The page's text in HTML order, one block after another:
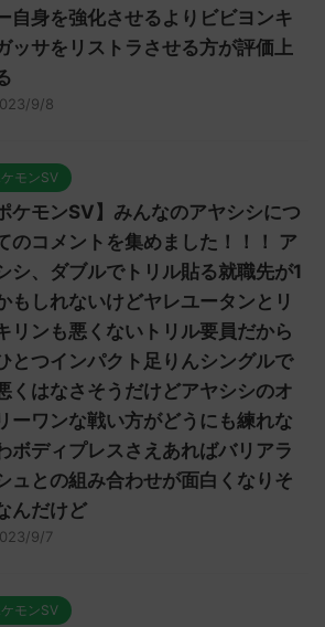
自身を強化させるよりビビヨンキ
ッサをリストラさせる方が評価上
9/8
モンSV
ポケモンSV】みんなのアヤシシにつ
のコメントを集めました！！！ ア
シ、ダブルでトリル貼る就職先が1
もしれないけどヤレユータンとリ
リンも悪くないトリル要員だから
とつインパクト足りんシングルで
くはなさそうだけどアヤシシのオ
ーワンな戦い方がどうにも練れな
ボディプレスさえあればバリアラ
ュとの組み合わせが面白くなりそ
んだけど
9/7
モンSV